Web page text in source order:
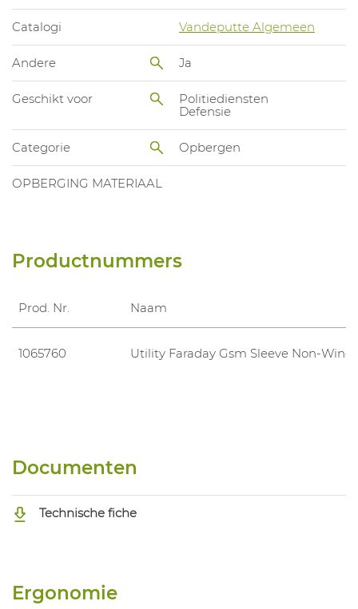
Catalogi Vandeputte Algemeen
Andere Ja
Geschikt voor
Politiediensten
Defensie
Categorie Opbergen
OPBERGING MATERIAAL
Productnummers
Prod. Nr. Naam
1065760 Utility Faraday Gsm Sleeve Non-
Documenten
Technische fiche
Ergonomie